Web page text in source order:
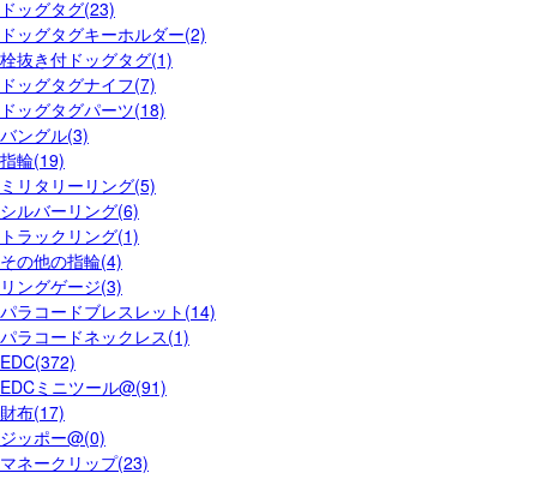
ドッグタグ(23)
ドッグタグキーホルダー(2)
栓抜き付ドッグタグ(1)
ドッグタグナイフ(7)
ドッグタグパーツ(18)
バングル(3)
指輪(19)
ミリタリーリング(5)
シルバーリング(6)
トラックリング(1)
その他の指輪(4)
リングゲージ(3)
パラコードブレスレット(14)
パラコードネックレス(1)
EDC(372)
EDCミニツール@(91)
財布(17)
ジッポー@(0)
マネークリップ(23)